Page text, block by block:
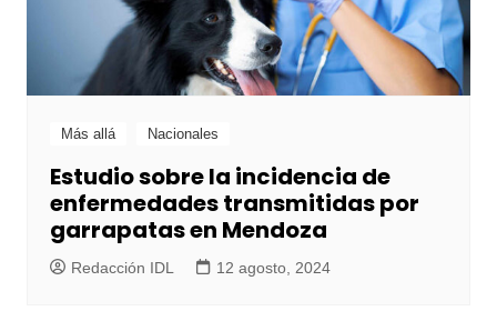
Más allá Nacionales
Estudio sobre la incidencia de
enfermedades transmitidas por
garrapatas en Mendoza
Redacción IDL 12 agosto, 2024